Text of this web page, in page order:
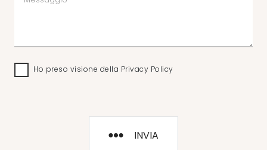
Ho preso visione della Privacy Policy
INVIA